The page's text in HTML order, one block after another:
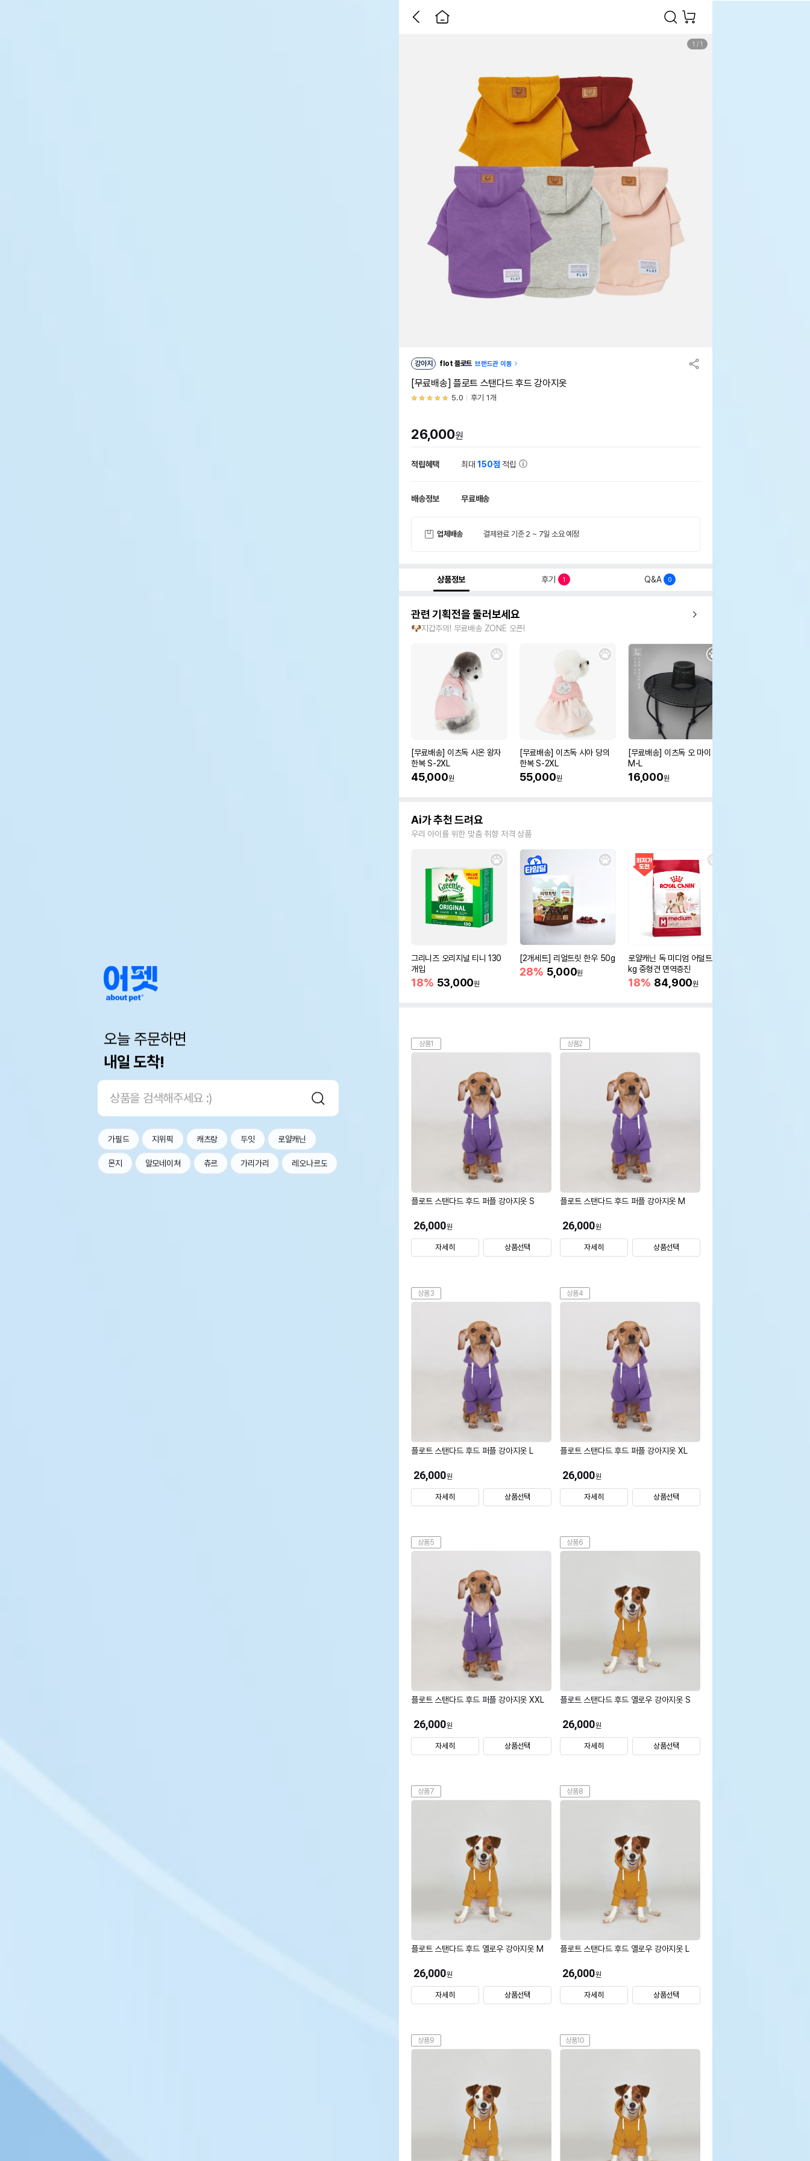
오늘 주문하면
내일 도착!
가필드 지위픽 캐츠랑 두잇 로얄캐닌
몬지 알모네이쳐 츄르 가리가리 레오나르도
1 / 1
강아지 flot 플로트 브랜드관 이동
[무료배송] 플로트 스탠다드 후드 강아지옷
5.0 후기 1개
26,000원
적립혜택 최대150점 적립
배송정보 무료배송
업체배송 결제완료 기준 2 ~ 7일 소요 예정
상품정보 후기 1 Q&A 0
관련 기획전을 둘러보세요
🐶지갑주의! 무료배송 ZONE 오픈!
[무료배송] 이츠독 시온 왕자
한복 S-2XL
45,000원
[무료배송] 이츠독 시아 당의
한복 S-2XL
55,000원
[무료배송] 이츠독 오 마이 갓
M-L
16,000원
Ai가 추천 드려요
우리 아이를 위한 맞춤 취향 저격 상품
그리니즈 오리지널 티니 130
개입
18% 53,000원
[2개세트] 리얼트릿 한우 50g
28% 5,000원
로얄캐닌 독 미디엄 어덜트 10
kg 중형견 면역증진
18% 84,900원
상품1
플로트 스탠다드 후드 퍼플 강아지옷 S
26,000원
자세히 상품선택
상품2
플로트 스탠다드 후드 퍼플 강아지옷 M
26,000원
자세히 상품선택
상품3
플로트 스탠다드 후드 퍼플 강아지옷 L
26,000원
자세히 상품선택
상품4
플로트 스탠다드 후드 퍼플 강아지옷 XL
26,000원
자세히 상품선택
상품5
플로트 스탠다드 후드 퍼플 강아지옷 XXL
26,000원
자세히 상품선택
상품6
플로트 스탠다드 후드 옐로우 강아지옷 S
26,000원
자세히 상품선택
상품7
플로트 스탠다드 후드 옐로우 강아지옷 M
26,000원
자세히 상품선택
상품8
플로트 스탠다드 후드 옐로우 강아지옷 L
26,000원
자세히 상품선택
상품9 상품10